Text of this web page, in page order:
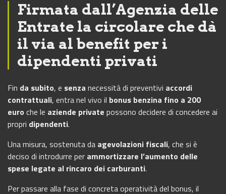
Firmata dall’Agenzia delle
Entrate la circolare che dà
il via al benefit per i
dipendenti privati
Fin da subito, e senza necessità di preventivi accordi
contrattuali, entra nel vivo il bonus benzina fino a 200
euro che le aziende private possono decidere di concedere ai
propri dipendenti.
Una misura, sostenuta da agevolazioni fiscali, che si è
deciso di introdurre per ammortizzare l’aumento delle
spese legate al rincaro dei carburanti.
Per passare alla fase di concreta operatività del bonus, il